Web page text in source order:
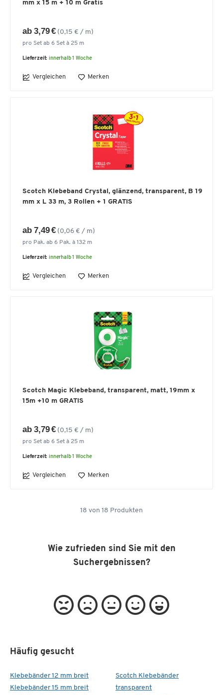
mm x 15 m + 10 m Gratis
ab 3,79 € (0,15 € / m)
pro Set ab 6 Set à 25 m
Lieferzeit: innerhalb 1 Woche
Vergleichen Merken
Scotch Klebeband Crystal, glänzend, transparent, B 19
mm x L 33 m, 3 Rollen + 1 GRATIS
ab 7,49 € (0,06 € / m)
pro Pak. ab 6 Pak. à 132 m
Lieferzeit: innerhalb 1 Woche
Vergleichen Merken
Scotch Magic Klebeband, transparent, matt, 19mm x
15m +10 m GRATIS
ab 3,79 € (0,15 € / m)
pro Set ab 6 Set à 25 m
Lieferzeit: innerhalb 1 Woche
Vergleichen Merken
18 von 18 Produkten
Wie zufrieden sind Sie mit den
Suchergebnissen?
Häufig gesucht
Klebebänder 12 mm breit
Klebebänder 15 mm breit
Scotch Klebebänder
transparent